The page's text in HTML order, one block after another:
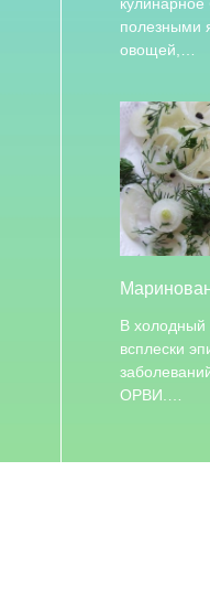
полезными
овощей,…
В холодный
всплески
ОРВИ.…